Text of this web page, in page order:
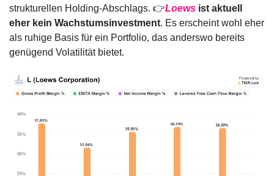
strukturellen Holding-Abschlags. 👉Loews ist aktuell
eher kein Wachstumsinvestment. Es erscheint wohl eher
als ruhige Basis für ein Portfolio, das anderswo bereits
genügend Volatilität bietet.